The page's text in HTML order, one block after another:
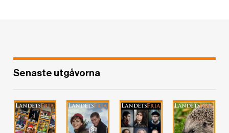
Senaste utgåvorna